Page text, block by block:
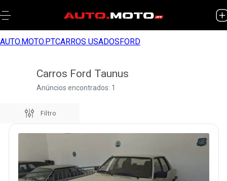
AUTO.MOTO.PTCARROS USADOSFORD
Carros Ford Taunus
Anúncios encontrados: 1
Filtro